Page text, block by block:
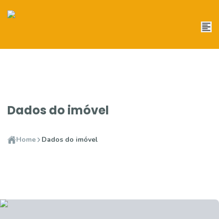
Dados do imóvel
Home Dados do imóvel